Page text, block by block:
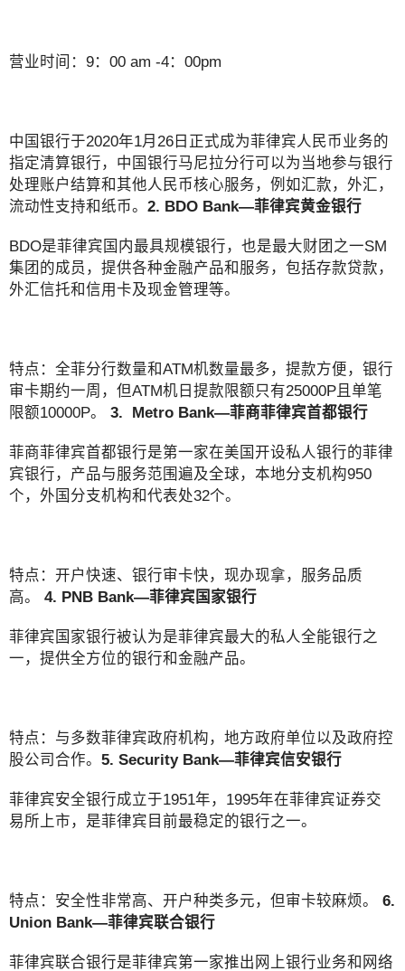
营业时间：9：00 am -4：00pm
中国银行于2020年1月26日正式成为菲律宾人民币业务的
指定清算银行，中国银行马尼拉分行可以为当地参与银行
处理账户结算和其他人民币核心服务，例如汇款，外汇，
流动性支持和纸币。 2. BDO Bank—菲律宾黄金银行
BDO是菲律宾国内最具规模银行，也是最大财团之一SM
集团的成员，提供各种金融产品和服务，包括存款贷款，
外汇信托和信用卡及现金管理等。
特点：全菲分行数量和ATM机数量最多，提款方便，银行
审卡期约一周，但ATM机日提款限额只有25000P且单笔
限额10000P。 3. Metro Bank—菲商菲律宾首都银行
菲商菲律宾首都银行是第一家在美国开设私人银行的菲律
宾银行，产品与服务范围遍及全球，本地分支机构950
个，外国分支机构和代表处32个。
特点：开户快速、银行审卡快，现办现拿，服务品质
高。 4. PNB Bank—菲律宾国家银行
菲律宾国家银行被认为是菲律宾最大的私人全能银行之
一，提供全方位的银行和金融产品。
特点：与多数菲律宾政府机构，地方政府单位以及政府控
股公司合作。 5. Security Bank—菲律宾信安银行
菲律宾安全银行成立于1951年，1995年在菲律宾证券交
易所上市，是菲律宾目前最稳定的银行之一。
特点：安全性非常高、开户种类多元，但审卡较麻烦。 6.
Union Bank—菲律宾联合银行
菲律宾联合银行是菲律宾第一家推出网上银行业务和网络